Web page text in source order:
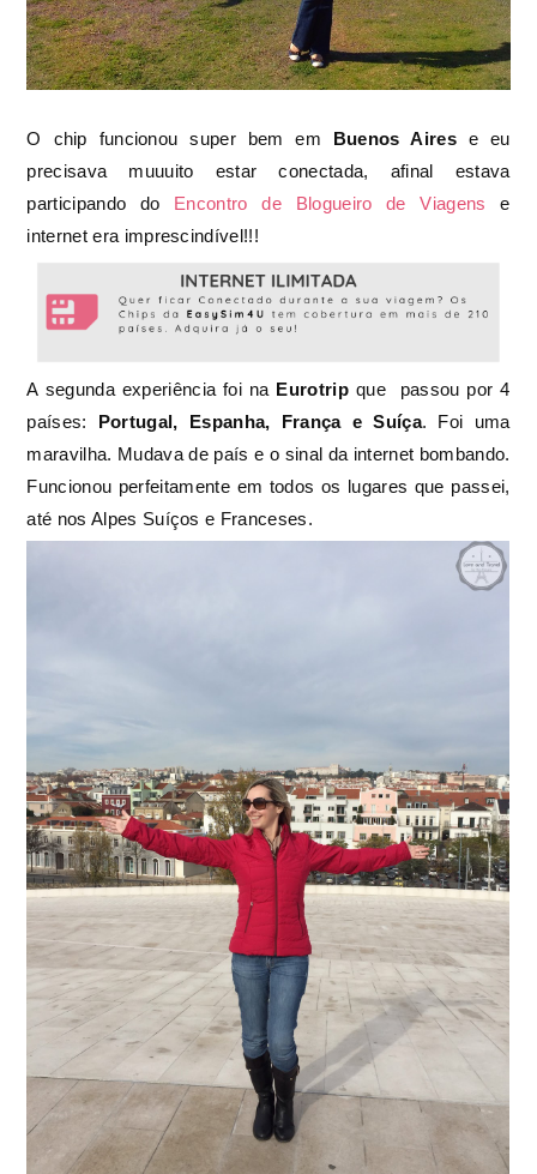
O chip funcionou super bem em Buenos Aires e eu
precisava muuuito estar conectada, afinal estava
participando do Encontro de Blogueiro de Viagens e
internet era imprescindível!!!
A segunda experiência foi na Eurotrip que passou por 4
países: Portugal, Espanha, França e Suíça. Foi uma
maravilha. Mudava de país e o sinal da internet bombando.
Funcionou perfeitamente em todos os lugares que passei,
até nos Alpes Suíços e Franceses.